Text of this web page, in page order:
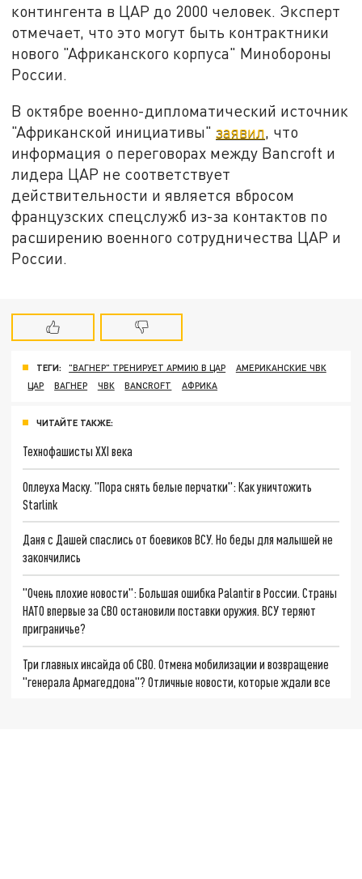
контингента в ЦАР до 2000 человек. Эксперт
отмечает, что это могут быть контрактники
нового "Африканского корпуса" Минобороны
России.
В октябре военно-дипломатический источник
"Африканской инициативы"заявил, что
информация о переговорах между Bancroft и
лидера ЦАР не соответствует
действительности и является вбросом
французских спецслужб из-за контактов по
расширению военного сотрудничества ЦАР и
России.
ТЕГИ: "ВАГНЕР" ТРЕНИРУЕТ АРМИЮ В ЦАР
АМЕРИКАНСКИЕ ЧВК
ЦАР
ВАГНЕР ЧВК BANCROFT АФРИКА
ЧИТАЙТЕ ТАКЖЕ:
Технофашисты XXI века
Оплеуха Маску. "Пора снять белые перчатки": Как уничтожить
Starlink
Даня с Дашей спаслись от боевиков ВСУ. Но беды для малышей не
закончились
"Очень плохие новости": Большая ошибка Palantir в России. Страны
НАТО впервые за СВО остановили поставки оружия. ВСУ теряют
приграничье?
Три главных инсайда об СВО. Отмена мобилизации и возвращение
"генерала Армагеддона"? Отличные новости, которые ждали все